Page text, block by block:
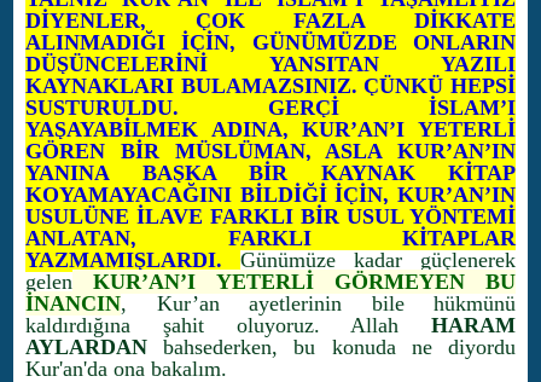
DİYENLER, ÇOK FAZLA DİKKATE
ALINMADIĞI İÇİN, GÜNÜMÜZDE ONLARIN
DÜŞÜNCELERİNİ YANSITAN YAZILI
KAYNAKLARI BULAMAZSINIZ. ÇÜNKÜ HEPSİ
SUSTURULDU. GERÇİ İSLAM’I
YAŞAYABİLMEK ADINA, KUR’AN’I YETERLİ
GÖREN BİR MÜSLÜMAN, ASLA KUR’AN’IN
YANINA BAŞKA BİR KAYNAK KİTAP
KOYAMAYACAĞINI BİLDİĞİ İÇİN, KUR’AN’IN
USULÜNE İLAVE FARKLI BİR USUL YÖNTEMİ
ANLATAN, FARKLI KİTAPLAR
YAZMAMIŞLARDI. Günümüze kadar güçlenerek
gelen KUR’AN’I YETERLİ GÖRMEYEN BU
İNANCIN, Kur’an ayetlerinin bile hükmünü
kaldırdığına şahit oluyoruz. Allah HARAM
AYLARDANbahsederken, bu konuda ne diyordu
Kur'an'da ona bakalım.